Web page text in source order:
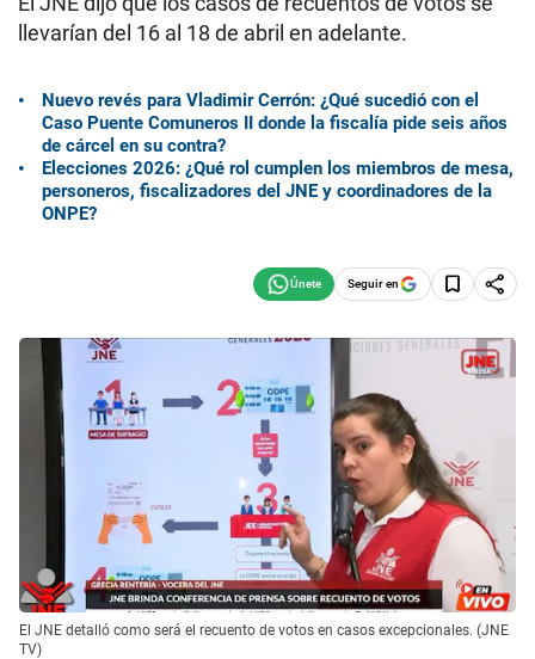
llevarían del 16 al 18 de abril en adelante.
Nuevo revés para Vladimir Cerrón: ¿Qué sucedió con el
Caso Puente Comuneros II donde la fiscalía pide seis años
de cárcel en su contra?
Elecciones 2026: ¿Qué rol cumplen los miembros de mesa,
personeros, fiscalizadores del JNE y coordinadores de la
ONPE?
Seguir en
El JNE detalló como será el recuento de votos en casos excepcionales. (JNE
TV)